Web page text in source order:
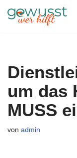
um das
MUSS
von admin